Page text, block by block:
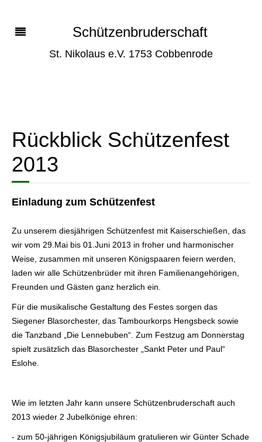
Schützenbruderschaft
St. Nikolaus e.V. 1753 Cobbenrode
Rückblick Schützenfest
2013
Einladung zum Schützenfest
Zu unserem diesjährigen Schützenfest mit Kaiserschießen, das
wir vom 29.Mai bis 01.Juni 2013 in froher und harmonischer
Weise, zusammen mit unseren Königspaaren feiern werden,
laden wir alle Schützenbrüder mit ihren Familienangehörigen,
Freunden und Gästen ganz herzlich ein.
Für die musikalische Gestaltung des Festes sorgen das
Siegener Blasorchester, das Tambourkorps Hengsbeck sowie
die Tanzband „Die Lennebuben“. Zum Festzug am Donnerstag
spielt zusätzlich das Blasorchester „Sankt Peter und Paul“
Eslohe.
Wie im letzten Jahr kann unsere Schützenbruderschaft auch
2013 wieder 2 Jubelkönige ehren:
- zum 50-jährigen Königsjubiläum gratulieren wir Günter Schade